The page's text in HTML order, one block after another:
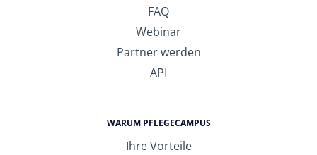
FAQ
Webinar
Partner werden
API
WARUM PFLEGECAMPUS
Ihre Vorteile